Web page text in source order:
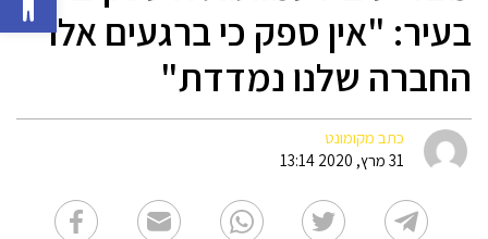
בעיר: "אין ספק כי ברגעים אלו
החברה שלנו נמדדת"
כתב מקומונט
31 מרץ, 2020 13:14